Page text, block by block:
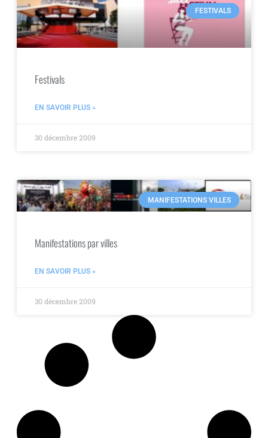
FESTIVALS
Festivals
EN SAVOIR PLUS »
30 décembre 2009
MANIFESTATIONS VILLES
Manifestations par villes
EN SAVOIR PLUS »
30 décembre 2009